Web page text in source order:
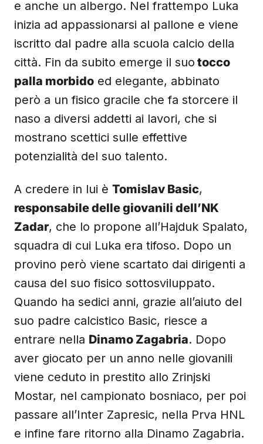
e anche un albergo. Nel frattempo Luka
inizia ad appassionarsi al pallone e viene
iscritto dal padre alla scuola calcio della
città. Fin da subito emerge il suo tocco
palla morbido ed elegante, abbinato
però a un fisico gracile che fa storcere il
naso a diversi addetti ai lavori, che si
mostrano scettici sulle effettive
potenzialità del suo talento.
A credere in lui è Tomislav Basic,
responsabile delle giovanili dell’NK
Zadar, che lo propone all’Hajduk Spalato,
squadra di cui Luka era tifoso. Dopo un
provino però viene scartato dai dirigenti a
causa del suo fisico sottosviluppato.
Quando ha sedici anni, grazie all’aiuto del
suo padre calcistico Basic, riesce a
entrare nella Dinamo Zagabria. Dopo
aver giocato per un anno nelle giovanili
viene ceduto in prestito allo Zrinjski
Mostar, nel campionato bosniaco, per poi
passare all’Inter Zapresic, nella Prva HNL
e infine fare ritorno alla Dinamo Zagabria.